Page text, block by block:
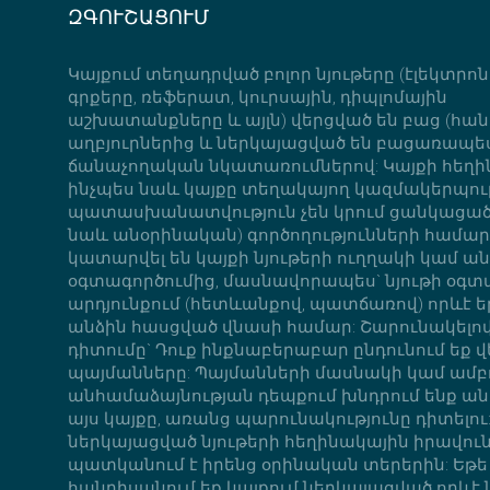
ԶԳՈՒՇԱՑՈՒՄ
Կայքում տեղադրված բոլոր նյութերը
գրքերը, ռեֆերատ, կուրսային, դիպլոմային
աշխատանքները և այլն) վերցված են բաց
աղբյուրներից և ներկայացված են
ճանաչողական նկատառումներով: Կայքի
ինչպես նաև կայքը տեղակայող
պատասխանատվություն չեն կրում ցանկացած
նաև անօրինական) գործողությունների
կատարվել են կայքի նյութերի ուղղակի կամ
օգտագործումից, մասնավորապես` նյութի
արդյունքում (հետևանքով, պատճառով) որևէ
անձին հասցված վնասի համար:
դիտումը` Դուք ինքնաբերաբար ընդունում եք
պայմանները: Պայմանների մասնակի կամ
անհամաձայնության դեպքում խնդրում ենք
այս կայքը, առանց պարունակությունը
ներկայացված նյութերի հեղինակային
պատկանում է իրենց օրինական տերերին: Եթե